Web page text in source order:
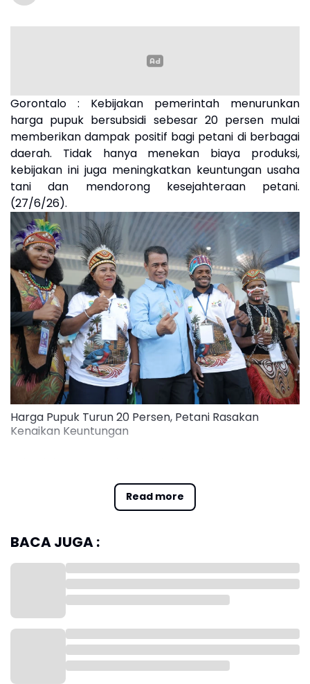
Read more
Gorontalo : Kebijakan pemerintah menurunkan
harga pupuk bersubsidi sebesar 20 persen mulai
memberikan dampak positif bagi petani di berbagai
daerah. Tidak hanya menekan biaya produksi,
kebijakan ini juga meningkatkan keuntungan usaha
tani dan mendorong kesejahteraan petani.
(27/6/26).
Harga Pupuk Turun 20 Persen, Petani Rasakan
Kenaikan Keuntungan
merasakan langsung manfaat penurunan harga
pupuk tersebut saat menghadiri Pekan Nasional
(PENAS) Petani dan Nelayan XVII Tahun 2026 di
Yogi, petani padi dan sawit asal Aceh, menilai
kebijakan itu menjadi salah satu langkah yang paling
dirasakan manfaatnya oleh petani.
"Terkait masalah pupuk, ini sangat luar biasa. Baru
kali ini pemerintahan sekarang harga pupuk bisa
turun 20 persen. Biasanya harga pupuk Urea bisa
Rp150 ribu per sak, hari ini sudah sekitar Rp90 ribu.
BACA JUGA :